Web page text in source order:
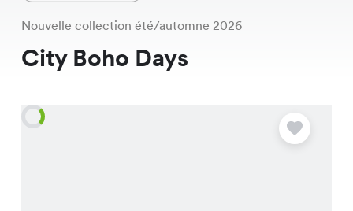
Nouvelle collection été/automne 2026
City Boho Days